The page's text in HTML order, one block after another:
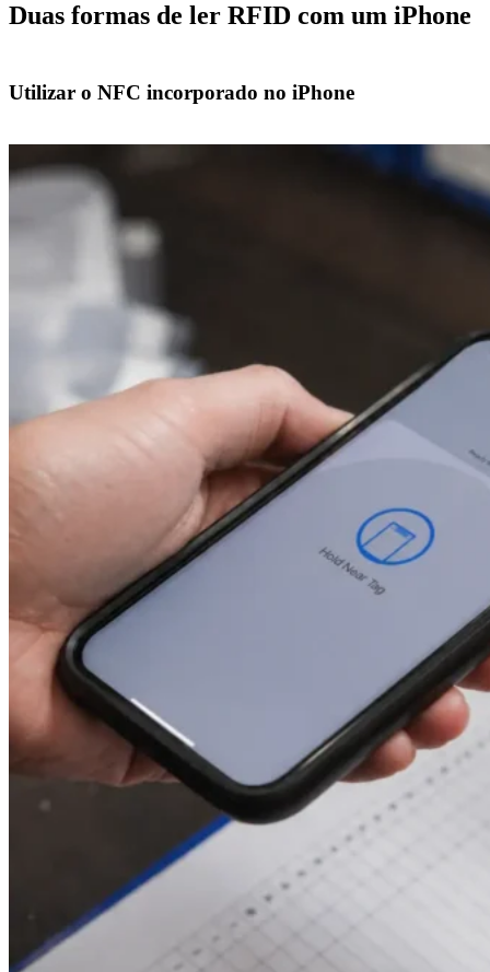
Duas formas de ler RFID com um iPhone
Utilizar o NFC incorporado no iPhone